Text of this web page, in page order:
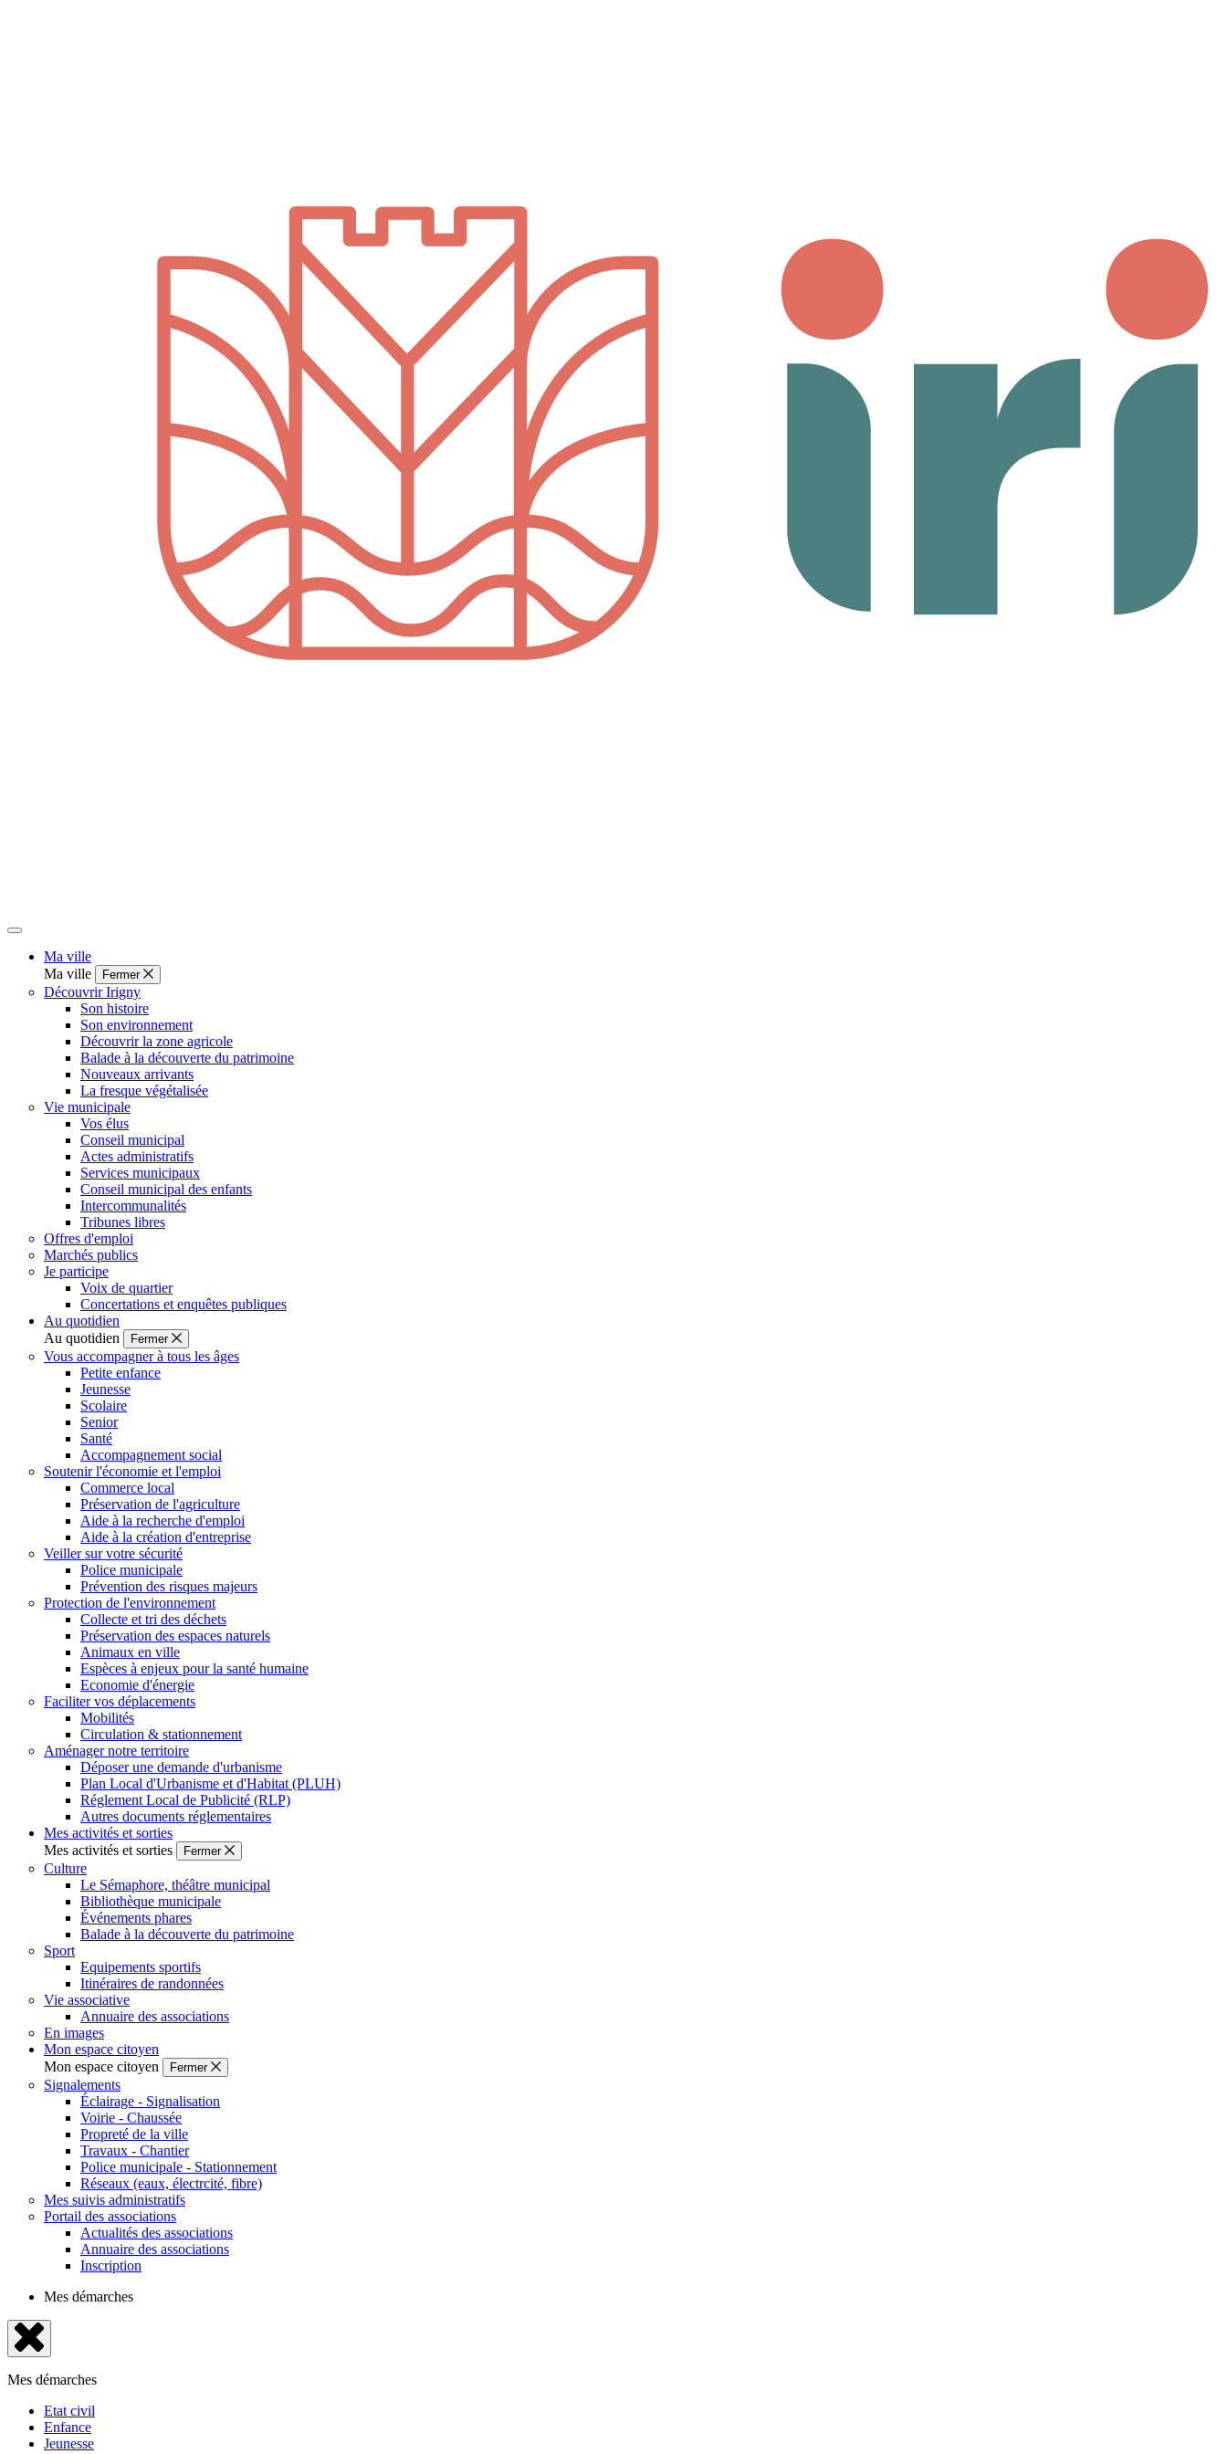
Ma ville
Ma ville
Fermer
Découvrir Irigny
Son histoire
Son environnement
Découvrir la zone agricole
Balade à la découverte du patrimoine
Nouveaux arrivants
La fresque végétalisée
Vie municipale
Vos élus
Conseil municipal
Actes administratifs
Services municipaux
Conseil municipal des enfants
Intercommunalités
Tribunes libres
Offres d'emploi
Marchés publics
Je participe
Voix de quartier
Concertations et enquêtes publiques
Au quotidien
Au quotidien
Fermer
Vous accompagner à tous les âges
Petite enfance
Jeunesse
Scolaire
Senior
Santé
Accompagnement social
Soutenir l'économie et l'emploi
Commerce local
Préservation de l'agriculture
Aide à la recherche d'emploi
Aide à la création d'entreprise
Veiller sur votre sécurité
Police municipale
Prévention des risques majeurs
Protection de l'environnement
Collecte et tri des déchets
Préservation des espaces naturels
Animaux en ville
Espèces à enjeux pour la santé humaine
Economie d'énergie
Faciliter vos déplacements
Mobilités
Circulation & stationnement
Aménager notre territoire
Déposer une demande d'urbanisme
Plan Local d'Urbanisme et d'Habitat (PLUH)
Réglement Local de Publicité (RLP)
Autres documents réglementaires
Mes activités et sorties
Mes activités et sorties
Fermer
Culture
Le Sémaphore, théâtre municipal
Bibliothèque municipale
Événements phares
Balade à la découverte du patrimoine
Sport
Equipements sportifs
Itinéraires de randonnées
Vie associative
Annuaire des associations
En images
Mon espace citoyen
Mon espace citoyen
Fermer
Signalements
Éclairage - Signalisation
Voirie - Chaussée
Propreté de la ville
Travaux - Chantier
Police municipale - Stationnement
Réseaux (eaux, électrcité, fibre)
Mes suivis administratifs
Portail des associations
Actualités des associations
Annuaire des associations
Inscription
Mes démarches
Fermer
le
menu
Mes démarches
Etat civil
Enfance
Jeunesse